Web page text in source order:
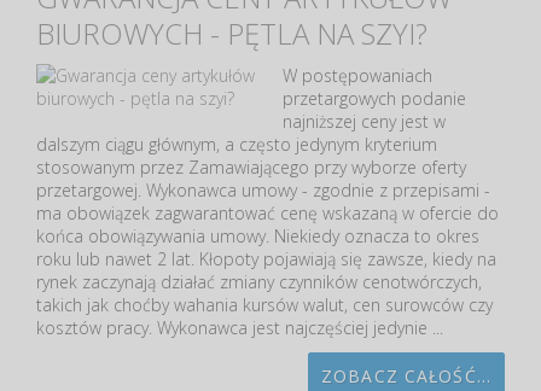
BIUROWYCH - PĘTLA NA SZYI?
W postępowaniach
przetargowych podanie
najniższej ceny jest w
dalszym ciągu głównym, a często jedynym kryterium
stosowanym przez Zamawiającego przy wyborze oferty
przetargowej. Wykonawca umowy - zgodnie z przepisami -
ma obowiązek zagwarantować cenę wskazaną w ofercie do
końca obowiązywania umowy. Niekiedy oznacza to okres
roku lub nawet 2 lat. Kłopoty pojawiają się zawsze, kiedy na
rynek zaczynają działać zmiany czynników cenotwórczych,
takich jak choćby wahania kursów walut, cen surowców czy
kosztów pracy. Wykonawca jest najczęściej jedynie ...
ZOBACZ CAŁOŚĆ...
W przypadku użytkowników zalogowanych, ważna jest Państwa
wcześniejsza zgoda której udzieliliście podczas zakładania
konta. Każda Państwa zgoda jest dobrowolna i można ją w
dowolnym momencie wycofać.
Polityka prywatności (rozwiń)
Klauzula Informacyjna (rozwiń)
Lista Zaufanych Partnerów (rozwiń)